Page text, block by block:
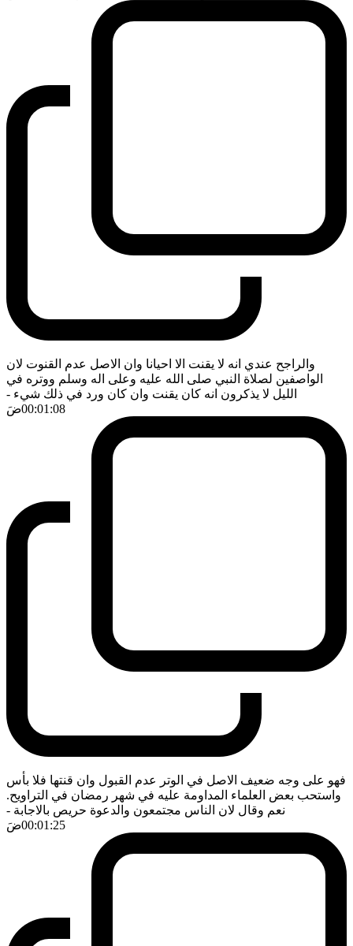
والراجح عندي انه لا يقنت الا احيانا وان الاصل عدم القنوت لان
الواصفين لصلاة النبي صلى الله عليه وعلى اله وسلم ووتره في
الليل لا يذكرون انه كان يقنت وان كان ورد في ذلك شيء -
00:01:08ضَ
فهو على وجه ضعيف الاصل في الوتر عدم القبول وان قنتها فلا بأس
واستحب بعض العلماء المداومة عليه في شهر رمضان في التراويح.
نعم وقال لان الناس مجتمعون والدعوة حريص بالاجابة -
00:01:25ضَ